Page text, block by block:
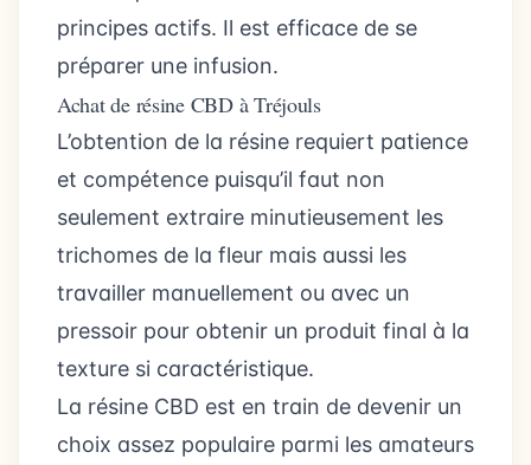
principes actifs. Il est efficace de se
préparer une infusion.
Achat de résine CBD à Tréjouls
L’obtention de la résine requiert patience
et compétence puisqu’il faut non
seulement extraire minutieusement les
trichomes de la fleur mais aussi les
travailler manuellement ou avec un
pressoir pour obtenir un produit final à la
texture si caractéristique.
La résine CBD est en train de devenir un
choix assez populaire parmi les amateurs